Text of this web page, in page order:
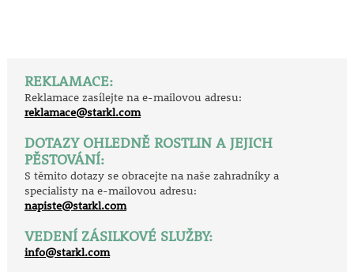
REKLAMACE:
Reklamace zasílejte na e-mailovou adresu:
reklamace@starkl.com
DOTAZY OHLEDNĚ ROSTLIN A JEJICH
PĚSTOVÁNÍ:
S těmito dotazy se obracejte na naše zahradníky a
specialisty na e-mailovou adresu:
napiste@starkl.com
VEDENÍ ZÁSILKOVÉ SLUŽBY:
info@starkl.com